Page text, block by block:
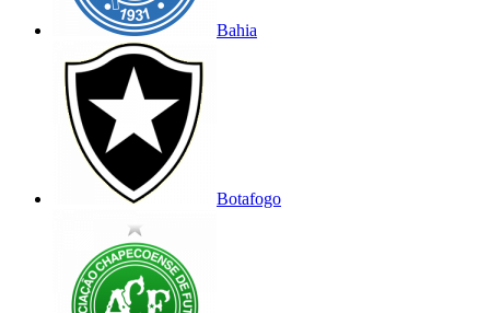
Bahia
Botafogo